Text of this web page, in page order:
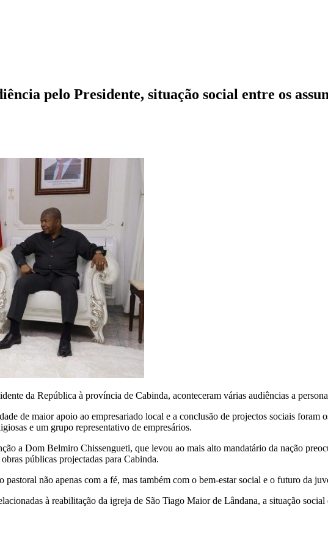
pelo Presidente, situação social entre os
da República à província de Cabinda, aconteceram várias audiências a
de maior apoio ao empresariado local e a conclusão de projectos sociais foram
e um grupo representativo de empresários.
a Dom Belmiro Chissengueti, que levou ao mais alto mandatário da nação
públicas projectadas para Cabinda.
não apenas com a fé, mas também com o bem-estar social e o futuro da
à reabilitação da igreja de São Tiago Maior de Lândana, a situação